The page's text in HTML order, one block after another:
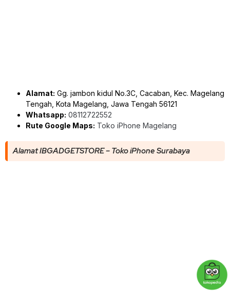
Alamat: Gg. jambon kidul No.3C, Cacaban, Kec. Magelang
Tengah, Kota Magelang, Jawa Tengah 56121
Whatsapp: 08112722552
Rute Google Maps: Toko iPhone Magelang
Alamat IBGADGETSTORE – Toko iPhone Surabaya